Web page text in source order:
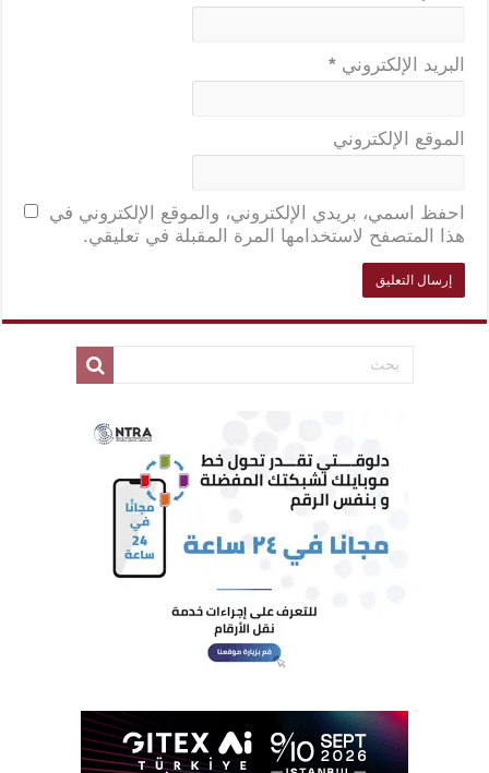
البريد الإلكتروني *
الموقع الإلكتروني
احفظ اسمي، بريدي الإلكتروني، والموقع الإلكتروني في
هذا المتصفح لاستخدامها المرة المقبلة في تعليقي.